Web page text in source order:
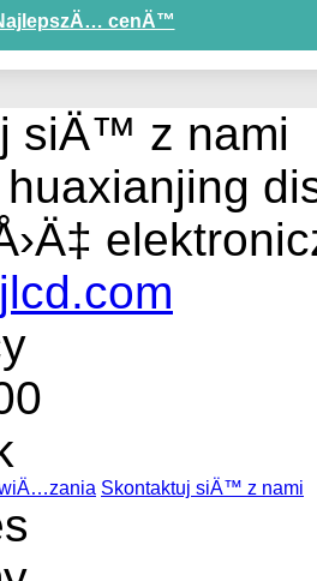
cenÄ™
siÄ™ z nami
Skontaktuj siÄ™ z nami